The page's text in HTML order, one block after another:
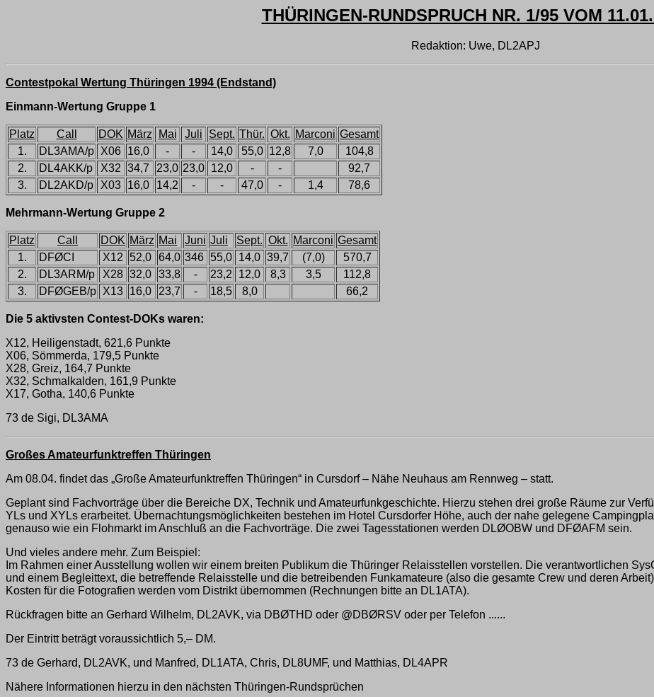
THÜRINGEN-RUNDSPRUCH NR. 1/95 VOM
Redaktion: Uwe, DL2APJ
Contestpokal Wertung Thüringen 1994 (Endstand)
Einmann-Wertung Gruppe 1
Platz Call DOK März Mai Juli Sept. Thür. Okt. Marconi Gesamt
1.
DL3AMA/p X06 16,0 - - 14,0 55,0 12,8 7,0
104,8
2.
DL4AKK/p X32 34,7 23,0 23,0 12,0 - -
92,7
3.
DL2AKD/p X03 16,0 14,2 - - 47,0 - 1,4 78,6
Mehrmann-Wertung Gruppe 2
Platz Call DOK März Mai Juni Juli Sept. Okt. Marconi Gesamt
1.
DFØCI X12 52,0 64,0 346 55,0 14,0 39,7 (7,0)
570,7
2.
DL3ARM/p X28 32,0 33,8 - 23,2 12,0 8,3 3,5
112,8
3.
DFØGEB/p X13 16,0 23,7 - 18,5 8,0 66,2
Die 5 aktivsten Contest-DOKs waren:
X12, Heiligenstadt, 621,6 Punkte
X06, Sömmerda, 179,5 Punkte
X28, Greiz, 164,7 Punkte
X32, Schmalkalden, 161,9 Punkte
X17, Gotha, 140,6 Punkte
73 de Sigi, DL3AMA
Großes Amateurfunktreffen Thüringen
Am 08.04. findet das „Große Amateurfunktreffen Thüringen“ in Cursdorf – Nähe Neuhaus am Rennweg – statt.
Geplant sind Fachvorträge über die Bereiche DX, Technik und Amateurfunkgeschichte. Hierzu stehen drei große Räume zur
YLs und XYLs erarbeitet. Übernachtungsmöglichkeiten bestehen im Hotel Cursdorfer Höhe, auch der nahe gelegene
genauso wie ein Flohmarkt im Anschluß an die Fachvorträge. Die zwei Tagesstationen werden DLØOBW und DFØAFM sein.
Und vieles andere mehr. Zum Beispiel:
Im Rahmen einer Ausstellung wollen wir einem breiten Publikum die Thüringer Relaisstellen vorstellen. Die verantwortlichen
und einem Begleittext, die betreffende Relaisstelle und die betreibenden Funkamateure (also die gesamte Crew und deren
Kosten für die Fotografien werden vom Distrikt übernommen (Rechnungen bitte an DL1ATA).
Rückfragen bitte an Gerhard Wilhelm, DL2AVK, via DBØTHD oder @DBØRSV oder per Telefon ......
Der Eintritt beträgt voraussichtlich 5,– DM.
73 de Gerhard, DL2AVK, und Manfred, DL1ATA, Chris, DL8UMF, und Matthias, DL4APR
Nähere Informationen hierzu in den nächsten Thüringen-Rundsprüchen